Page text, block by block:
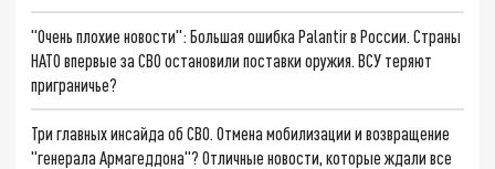
"Очень плохие новости": Большая ошибка Palantir в России. Страны
НАТО впервые за СВО остановили поставки оружия. ВСУ теряют
приграничье?
Три главных инсайда об СВО. Отмена мобилизации и возвращение
"генерала Армагеддона"? Отличные новости, которые ждали все